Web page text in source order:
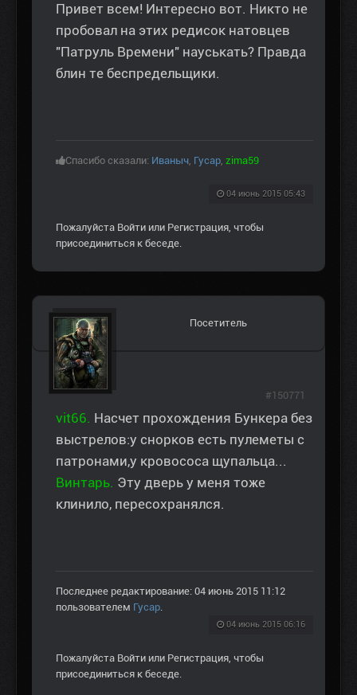
Привет всем! Интересно вот. Никто не
пробовал на этих редисок натовцев
"Патруль Времени" науськать? Правда
блин те беспредельщики.
Спасибо сказали: Иваныч, Гусар, zima59
04 июнь 2015 05:43
Пожалуйста Войти или Регистрация, чтобы
присоединиться к беседе.
Посетитель
vit66. Насчет прохождения Бункера без
выстрелов:у снорков есть пулеметы с
патронами,у кровососа щупальца...
Винтарь. Эту дверь у меня тоже
клинило, пересохранялся.
Последнее редактирование: 04 июнь 2015 11:12
пользователем Гусар.
04 июнь 2015 06:16
#150771
Пожалуйста Войти или Регистрация, чтобы
присоединиться к беседе.